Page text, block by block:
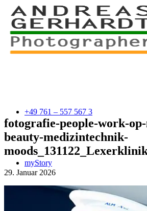
+49 761 – 557 567 3
myStory
fotografie-people-work-
beauty-medizintechnik-
29. Januar 2026